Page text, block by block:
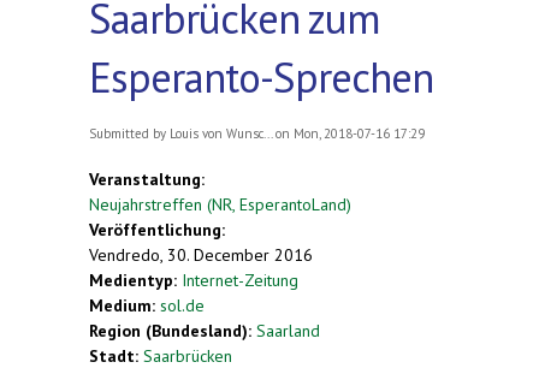
Saarbrücken zum
Esperanto-Sprechen
Submitted by Louis von Wunsc... on Mon, 2018-07-16 17:29
Veranstaltung:
Neujahrstreffen (NR, EsperantoLand)
Veröffentlichung:
Vendredo, 30. December 2016
Medientyp: Internet-Zeitung
Medium: sol.de
Region (Bundesland): Saarland
Stadt: Saarbrücken